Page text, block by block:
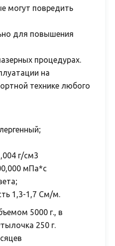
могут повредить
для повышения
процедурах.
на
технике любого
г/см3
мПа*с
1,3-1,7 См/м.
5000 г., в
250 г.